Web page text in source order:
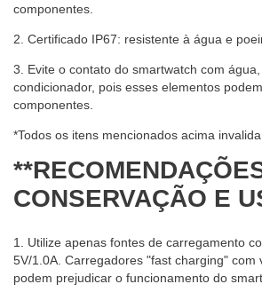
componentes.
2. Certificado IP67: resistente à água e
3. Evite o contato do smartwatch com
condicionador, pois esses elementos
componentes.
*Todos os itens mencionados acima
CONSERVAÇÃO E
1. Utilize apenas fontes de carregamento
5V/1.0A. Carregadores "fast charging" com
podem prejudicar o funcionamento do